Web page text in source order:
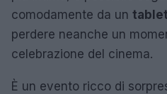
comodamente da un tablet
perdere neanche un
celebrazione del cinema.
È un evento ricco di